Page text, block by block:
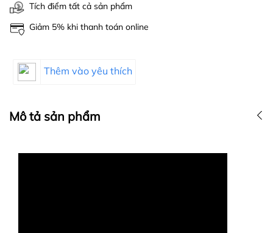
Tích điểm tất cả sản phẩm
Giảm 5% khi thanh toán online
Thêm vào yêu thích
Mô tả sản phẩm